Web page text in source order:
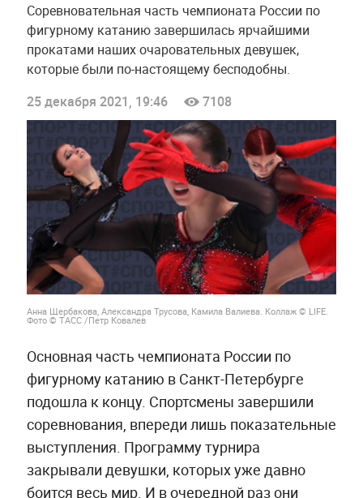
Соревновательная часть чемпионата России по
фигурному катанию завершилась ярчайшими
прокатами наших очаровательных девушек,
которые были по-настоящему бесподобны.
25 декабря 2021, 19:46
7108
Анна Щербакова, Александра Трусова, Камила Валиева. Коллаж © LIFE.
Фото © ТАСС /Петр Ковалев
Основная часть чемпионата России по
фигурному катанию в Санкт-Петербурге
подошла к концу. Спортсмены завершили
соревнования, впереди лишь показательные
выступления. Программу турнира
закрывали девушки, которых уже давно
боится весь мир. И в очередной раз они